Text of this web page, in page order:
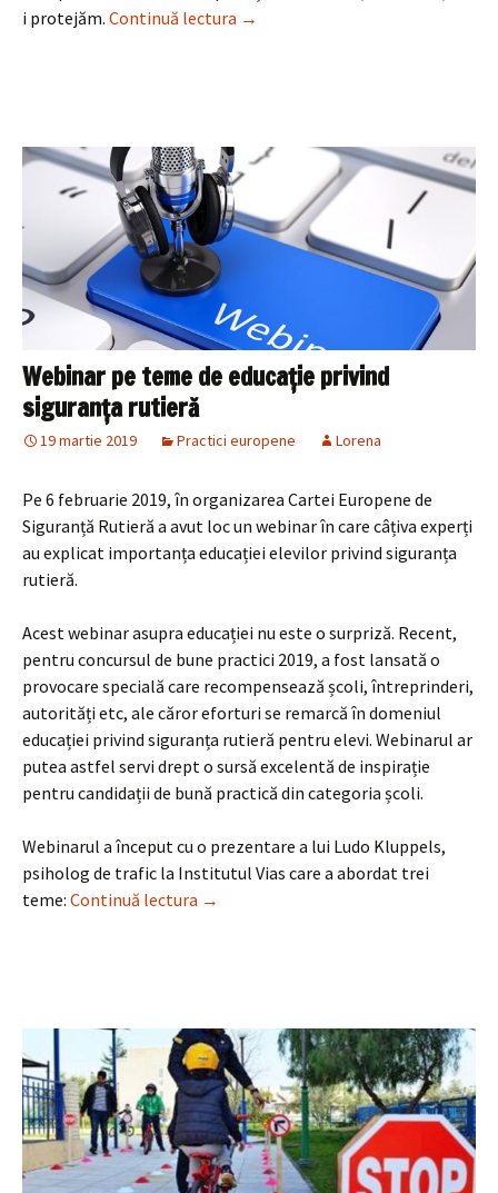
i protejăm. Continuă lectura Cum pot evita părinții ca propriii
→
Webinar pe teme de educație privind
siguranța rutieră
19 martie 2019 Practici europene Lorena
Pe 6 februarie 2019, în organizarea Cartei Europene de
Siguranță Rutieră a avut loc un webinar în care câțiva experți
au explicat importanța educației elevilor privind siguranța
rutieră.
Acest webinar asupra educației nu este o surpriză. Recent,
pentru concursul de bune practici 2019, a fost lansată o
provocare specială care recompensează școli, întreprinderi,
autorități etc, ale căror eforturi se remarcă în domeniul
educației privind siguranța rutieră pentru elevi. Webinarul ar
putea astfel servi drept o sursă excelentă de inspirație
pentru candidații de bună practică din categoria școli.
Webinarul a început cu o prezentare a lui Ludo Kluppels,
psiholog de trafic la Institutul Vias care a abordat trei
teme: Continuă lectura Webinar pe teme de educație privind
→